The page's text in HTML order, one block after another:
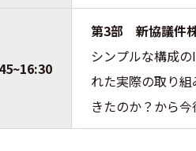
第3部 新協議件
シンプルな構成
れた実際の取り
きたのか？から今